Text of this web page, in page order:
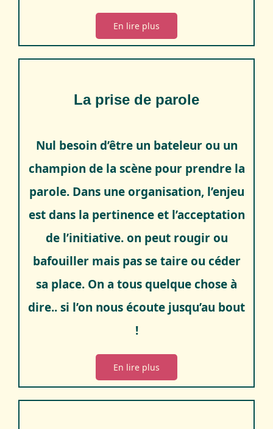
En lire plus
La prise de parole
Nul besoin d’être un bateleur ou un
champion de la scène pour prendre la
parole. Dans une organisation, l’enjeu
est dans la pertinence et l’acceptation
de l’initiative. on peut rougir ou
bafouiller mais pas se taire ou céder
sa place. On a tous quelque chose à
dire.. si l’on nous écoute jusqu’au bout
!
En lire plus